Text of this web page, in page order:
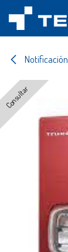
Ir al contenido
Notificación
Consultar